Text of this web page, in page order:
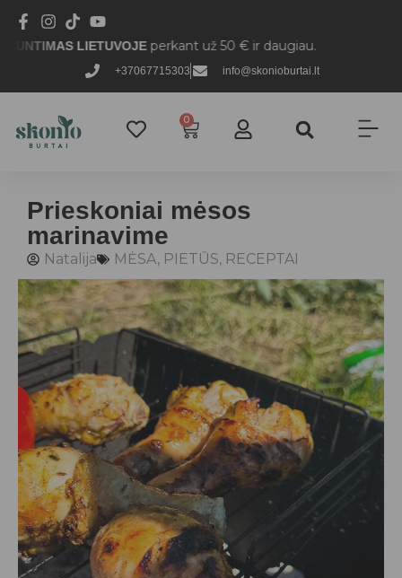
+37067715303 info@skonioburtai.lt
perkant už 50 € ir daugiau.
0
Prieskoniai mėsos
marinavime
Natalija MĖSA, PIETŪS, RECEPTAI